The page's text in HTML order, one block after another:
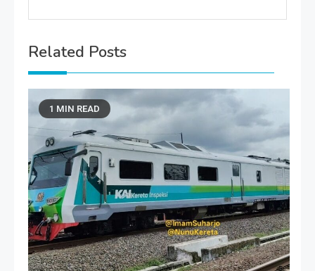
Related Posts
1 MIN READ